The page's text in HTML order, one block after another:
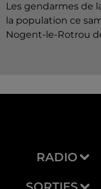
Les gendarmes de
la population ce
Nogent-le-Rotrou
RADIO